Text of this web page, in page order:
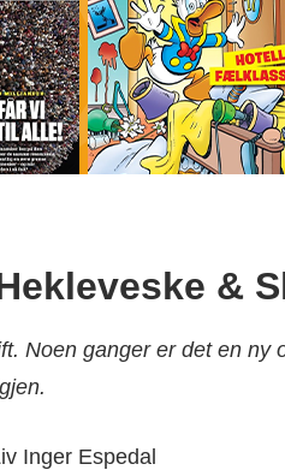
&
Noen ganger er det en ny
Inger Espedal